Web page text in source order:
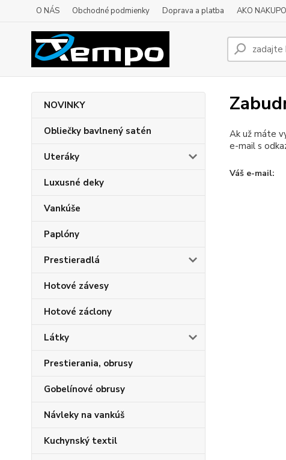
O NÁS Obchodné podmienky Doprava a platba AKO
NOVINKY
Obliečky bavlnený satén
Uteráky
Luxusné deky
Vankúše
Paplóny
Prestieradlá
Hotové závesy
Hotové záclony
Látky
Prestierania, obrusy
Gobelínové obrusy
Návleky na vankúš
Kuchynský textil
Ak už máte
e-mail s
Váš e-mail: